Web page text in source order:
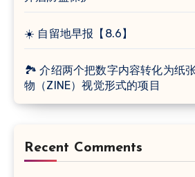
☀️ 自留地早报【8.6】
🏞 介绍两个把数字内容转化为纸
物（ZINE）视觉形式的项目
Recent Comments